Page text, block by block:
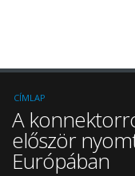
CÍMLAP
A
először
Európában